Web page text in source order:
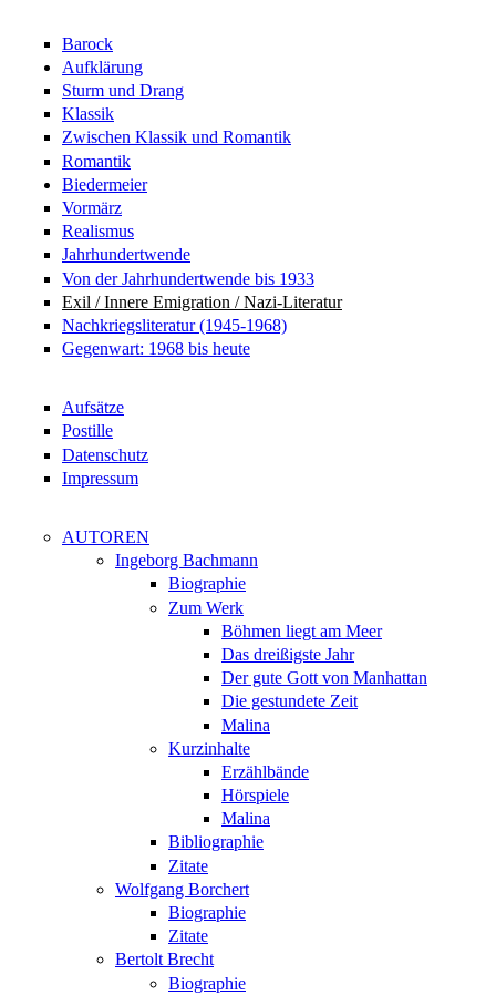
Barock
Aufklärung
Sturm und Drang
Klassik
Zwischen Klassik und Romantik
Romantik
Biedermeier
Vormärz
Realismus
Jahrhundertwende
Von der Jahrhundertwende bis 1933
Exil / Innere Emigration / Nazi-Literatur
Nachkriegsliteratur (1945-1968)
Gegenwart: 1968 bis heute
Aufsätze
Postille
Datenschutz
Impressum
AUTOREN
Ingeborg Bachmann
Biographie
Zum Werk
Böhmen liegt am Meer
Das dreißigste Jahr
Der gute Gott von Manhattan
Die gestundete Zeit
Malina
Kurzinhalte
Erzählbände
Hörspiele
Malina
Bibliographie
Zitate
Wolfgang Borchert
Biographie
Zitate
Bertolt Brecht
Biographie